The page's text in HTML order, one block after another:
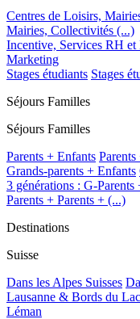
Centres de Loisirs,
Mairies, Collectivités (...)
Incentive, Services RH
Marketing
Stages étudiants Stages
Séjours Familles
Séjours Familles
Parents + Enfants
Grands-parents + Enfants
3 générations : G-Parents
Parents + Parents + (...)
Destinations
Suisse
Dans les Alpes Suisses
Lausanne & Bords du
Léman